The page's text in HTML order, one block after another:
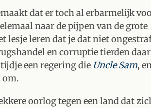
dat er toch al erbarmelijk
naar de pijpen van de grote
lesje leren dat je dat niet
en corruptie tierden
een regering die Uncle Sam,
om.
oorlog tegen een land dat